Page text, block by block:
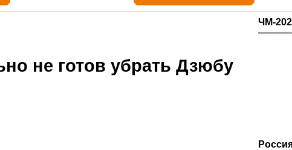
не готов убрать Дзюбу
ЧМ-